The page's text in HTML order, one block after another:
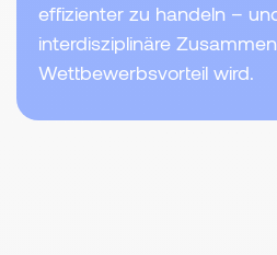
effizienter zu handeln –
interdisziplinäre
Wettbewerbsvorteil wird.